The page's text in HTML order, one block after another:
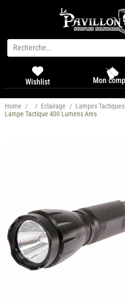
Wishlist Mon
Home / / Eclairage / Lampes Tactiques
Lampe Tactique 400 Lumens Ares